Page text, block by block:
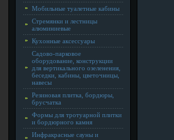
Мобильные туалетные кабины
Стремянки и лестницы
алюминиевые
Кухонные аксессуары
Садово-парковое
оборудование, конструкции
для вертикального озеленения,
беседки, кабины, цветочницы,
навесы
Резиновая плитка, бордюры,
брусчатка
Формы для тротуарной плитки
и бордюрного камня
Инфракрасные сауны и